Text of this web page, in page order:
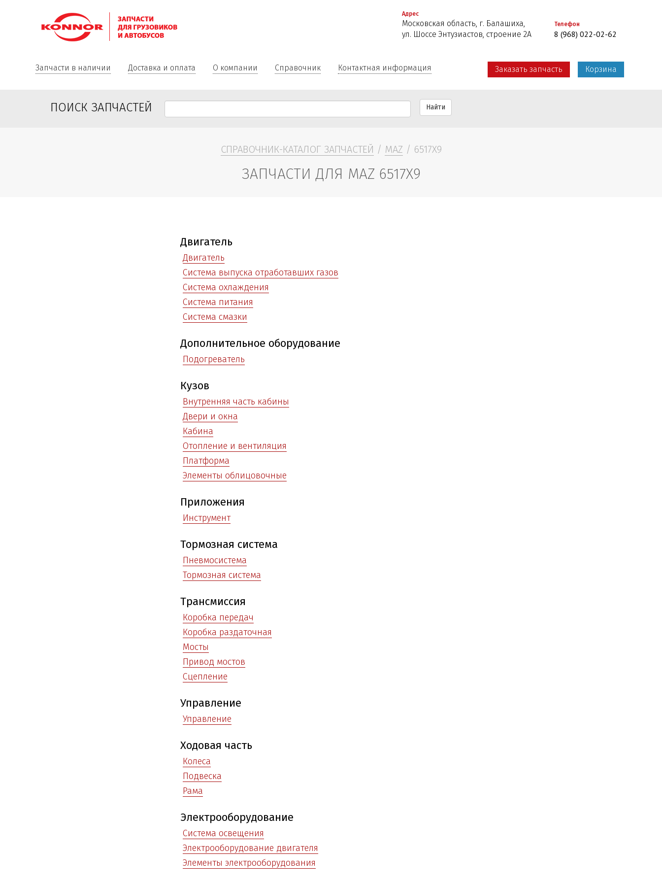
Адрес
Московская область, г. Балашиха,
ул. Шоссе Энтузиастов, строение 2А
Телефон
8 (968) 022-02-62
Запчасти в наличии Доставка и оплата О компании Справочник Контактная информация Заказать запчасть Корзина
ПОИСК ЗАПЧАСТЕЙ Найти
СПРАВОЧНИК-КАТАЛОГ ЗАПЧАСТЕЙ / MAZ / 6517X9
ЗАПЧАСТИ ДЛЯ MAZ 6517X9
Двигатель
Двигатель
Система выпуска отработавших газов
Система охлаждения
Система питания
Система смазки
Дополнительное оборудование
Подогреватель
Кузов
Внутренняя часть кабины
Двери и окна
Кабина
Отопление и вентиляция
Платформа
Элементы облицовочные
Приложения
Инструмент
Тормозная система
Пневмосистема
Тормозная система
Трансмиссия
Коробка передач
Коробка раздаточная
Мосты
Привод мостов
Сцепление
Управление
Управление
Ходовая часть
Колеса
Подвеска
Рама
Электрооборудование
Система освещения
Электрооборудование двигателя
Элементы электрооборудования